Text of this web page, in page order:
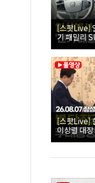
[스팟Live]
기 패밀리
[스팟Live]
이상렬 대
직접 수여